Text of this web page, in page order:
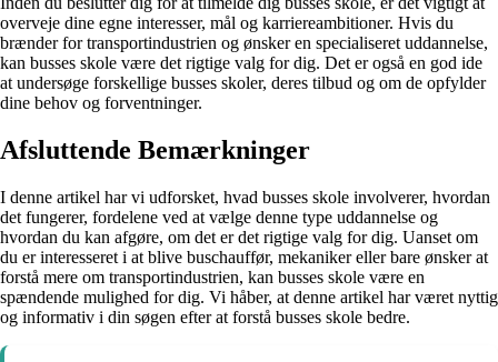
overveje dine egne interesser, mål og karriereambitioner. Hvis du
brænder for transportindustrien og ønsker en specialiseret uddannelse,
kan busses skole være det rigtige valg for dig. Det er også en god ide
at undersøge forskellige busses skoler, deres tilbud og om de opfylder
dine behov og forventninger.
Afsluttende Bemærkninger
I denne artikel har vi udforsket, hvad busses skole involverer, hvordan
det fungerer, fordelene ved at vælge denne type uddannelse og
hvordan du kan afgøre, om det er det rigtige valg for dig. Uanset om
du er interesseret i at blive buschauffør, mekaniker eller bare ønsker at
forstå mere om transportindustrien, kan busses skole være en
spændende mulighed for dig. Vi håber, at denne artikel har været nyttig
og informativ i din søgen efter at forstå busses skole bedre.